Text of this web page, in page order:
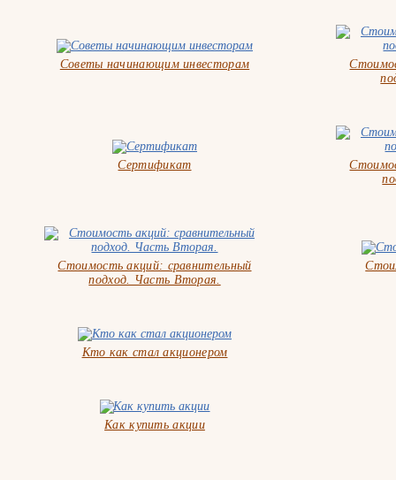
Советы начинающим инвесторам
Сертификат
Стоимость акций: сравнительный
подход. Часть Вторая.
Кто как стал акционером
Как купить акции